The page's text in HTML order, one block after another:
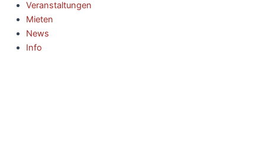
Veranstaltungen
Mieten
News
Info